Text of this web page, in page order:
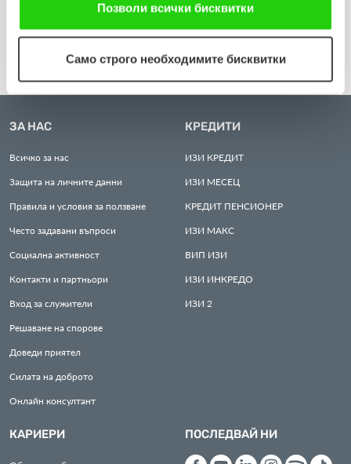
продължавате да използвате нашия уебсайт, Вие се
съгласявате с нашите "бисквитки".
Позволи всички бисквитки
Само строго необходимите бисквитки
Виж повече
ЗА НАС
Всичко за нас
Защита на личните данни
Правила и условия за ползване
Често задавани въпроси
Социална активност
Контакти и партньори
Вход за служители
Решаване на спорове
Доведи приятел
Силата на доброто
Онлайн консултант
КРЕДИТИ
ИЗИ КРЕДИТ
ИЗИ МЕСЕЦ
КРЕДИТ ПЕНСИОНЕР
ИЗИ МАКС
ВИП ИЗИ
ИЗИ ИНКРЕДО
ИЗИ 2
КАРИЕРИ ПОСЛЕДВАЙ НИ